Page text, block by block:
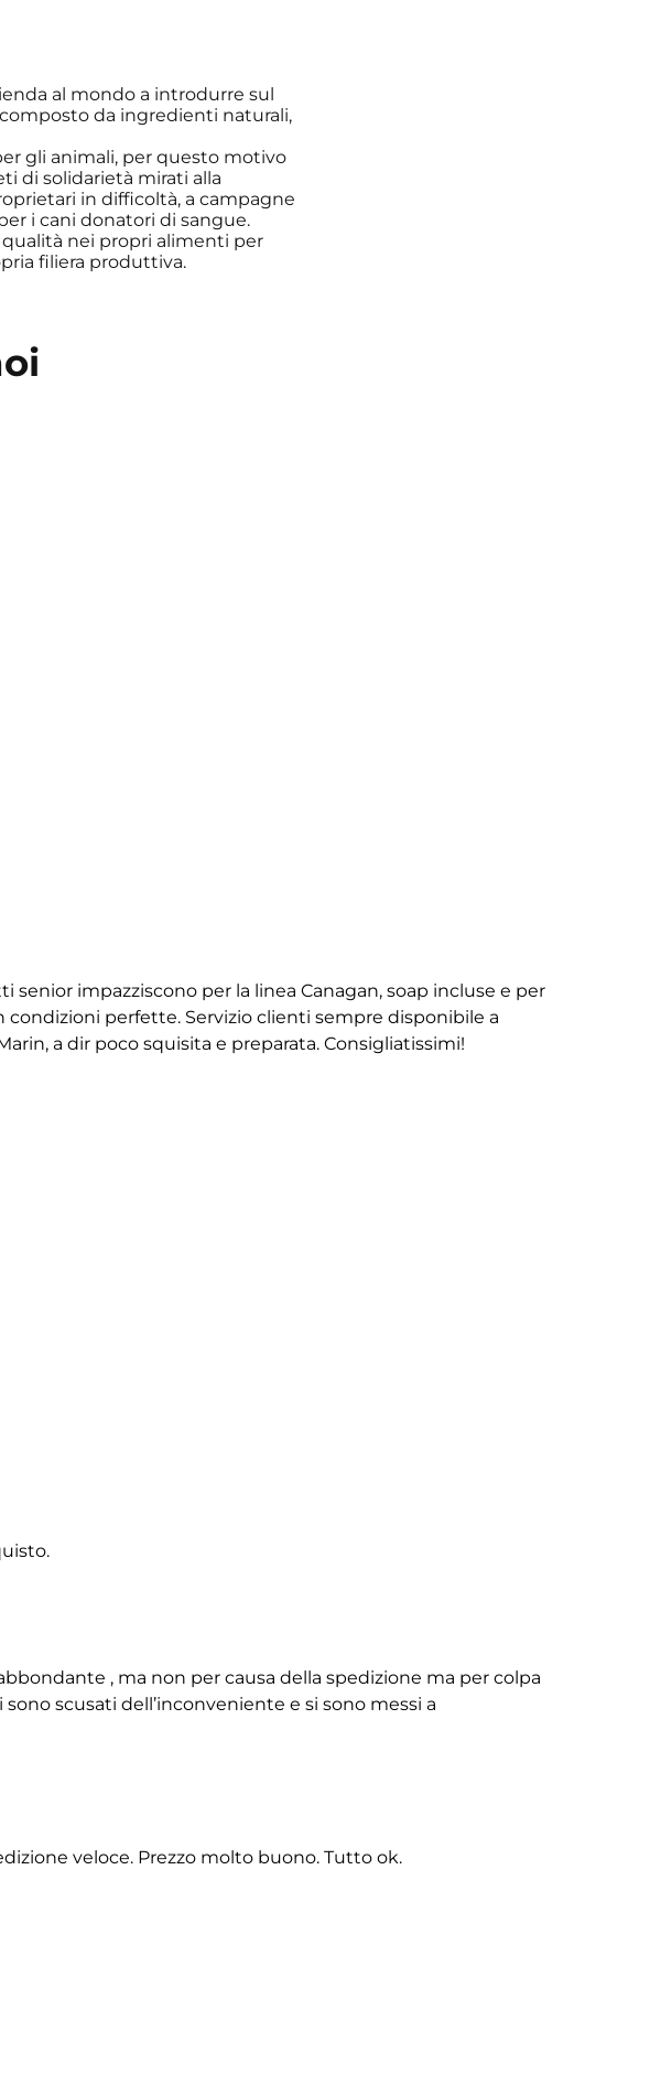
al mondo a introdurre sul
da ingredienti naturali,
gli animali, per questo motivo
di solidarietà mirati alla
in difficoltà, a campagne
i cani donatori di sangue.
nei propri alimenti per
filiera produttiva.
impazziscono per la linea Canagan, soap incluse e per
perfette. Servizio clienti sempre disponibile a
a dir poco squisita e preparata. Consigliatissimi!
, ma non per causa della spedizione ma per colpa
scusati dell’inconveniente e si sono messi a
veloce. Prezzo molto buono. Tutto ok.